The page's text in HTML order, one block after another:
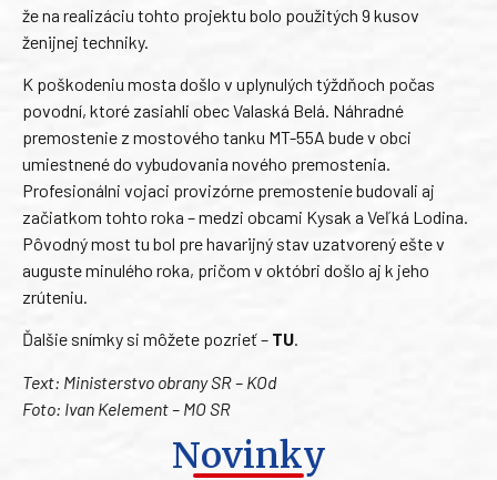
že na realizáciu tohto projektu bolo použitých 9 kusov
ženijnej techniky.
K poškodeniu mosta došlo v uplynulých týždňoch počas
povodní, ktoré zasiahli obec Valaská Belá. Náhradné
premostenie z mostového tanku MT-55A bude v obci
umiestnené do vybudovania nového premostenia.
Profesionálni vojaci provizórne premostenie budovali aj
začiatkom tohto roka – medzi obcami Kysak a Veľká Lodina.
Pôvodný most tu bol pre havarijný stav uzatvorený ešte v
auguste minulého roka, pričom v októbri došlo aj k jeho
zrúteniu.
Ďalšie snímky si môžete pozrieť – TU.
Text: Ministerstvo obrany SR – KOd
Foto: Ivan Kelement – MO SR
Novinky